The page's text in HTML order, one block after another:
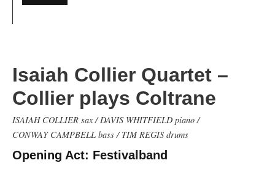
Isaiah Collier Quartet –
Collier plays Coltrane
ISAIAH COLLIER sax / DAVIS WHITFIELD piano /
CONWAY CAMPBELL bass / TIM REGIS drums
Opening Act: Festivalband